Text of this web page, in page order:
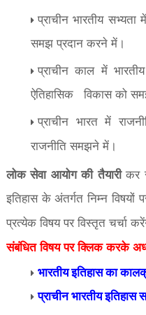
प्राचीन भारतीय
समझ प्रदान करने में।
प्राचीन काल में
ऐतिहासिक विकास को
प्राचीन भारत में
राजनीति समझने में।
लोक सेवा आयोग की तैयारीकर
इतिहास के अंतर्गत निम्न
प्रत्येक विषय पर विस्तृत चर्चा
संबंधित विषय पर क्लिक करके
भारतीय इतिहास का
प्राचीन भारतीय इतिहास